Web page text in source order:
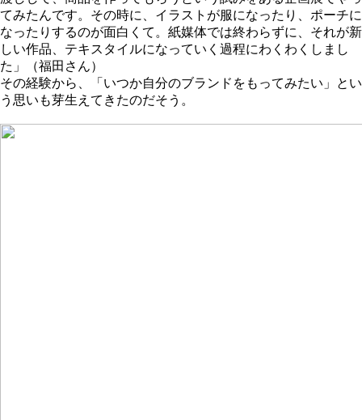
てみたんです。その時に、イラストが服になったり、ポーチに
なったりするのが面白くて。紙媒体では終わらずに、それが新
しい作品、テキスタイルになっていく過程にわくわくしまし
た」（福田さん）
その経験から、「いつか自分のブランドをもってみたい」とい
う思いも芽生えてきたのだそう。